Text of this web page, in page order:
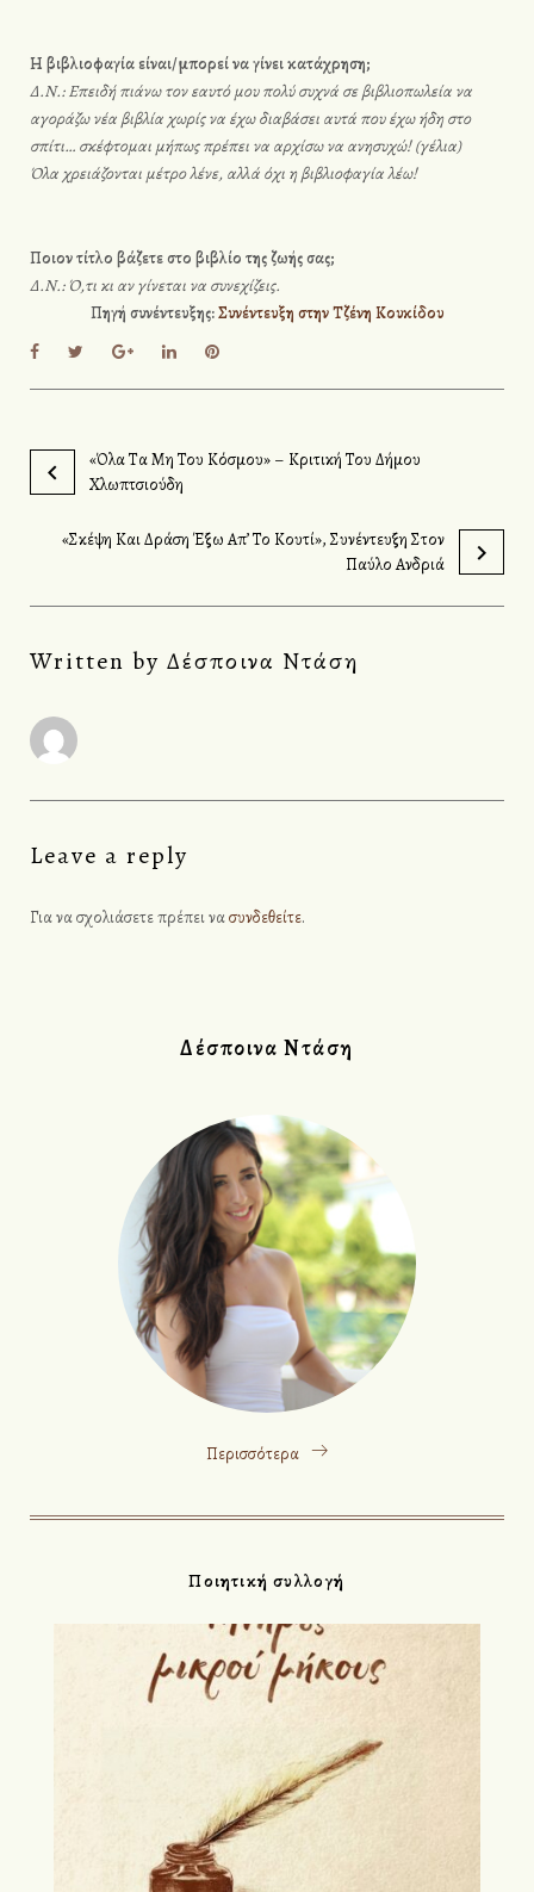
Η βιβλιοφαγία είναι/μπορεί να γίνει κατάχρηση;
Δ.Ν.: Επειδή πιάνω τον εαυτό μου πολύ συχνά σε βιβλιοπωλεία να
αγοράζω νέα βιβλία χωρίς να έχω διαβάσει αυτά που έχω ήδη στο
σπίτι… σκέφτομαι μήπως πρέπει να αρχίσω να ανησυχώ! (γέλια)
Όλα χρειάζονται μέτρο λένε, αλλά όχι η βιβλιοφαγία λέω!
Ποιον τίτλο βάζετε στο βιβλίο της ζωής σας;
Δ.Ν.: Ό,τι κι αν γίνεται να συνεχίζεις.
Πηγή συνέντευξης:Συνέντευξη στην Τζένη Κουκίδου
a
o
k
w
e
o
e
+
i
d
I
n
i
r
e
Π
λ
γ
η
η
ρ
θ
ω
«Όλα Τα Μη Του Κόσμου» – Κριτική Του Δήμου
Χλωπτσιούδη
«Σκέψη Και Δράση Έξω Απ’ Το Κουτί», Συνέντευξη Στον
Παύλο Ανδριά
Written by Δέσποινα Ντάση
Leave a reply
Για να σχολιάσετε πρέπει νασυνδεθείτε.
Δέσποινα Ντάση
Περισσότερα
Ποιητική συλλογή